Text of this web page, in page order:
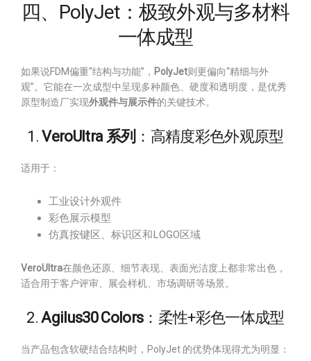
四、PolyJet：极致外观与多材料
一体成型
如果说FDM偏重“结构与功能”， PolyJet则更偏向“精细与外
观”。它能在一次成型中呈现多种颜色、硬度和透明度，是优秀
原型制造厂实现外观件与展示件的关键技术。
1.VeroUltra 系列 ：高精度彩色外观原型
适用于：
工业设计外观件
彩色展示模型
仿真按键区、标识区和LOGO区域
VeroUltra在颜色还原、细节表现、表面光洁度上都非常出色，
适合用于客户评审、展会样机、市场调研等场景。
2.Agilus30 Colors：柔性+彩色一体成型
当产品包含软硬结合结构时，PolyJet 的优势体现得尤为明显：